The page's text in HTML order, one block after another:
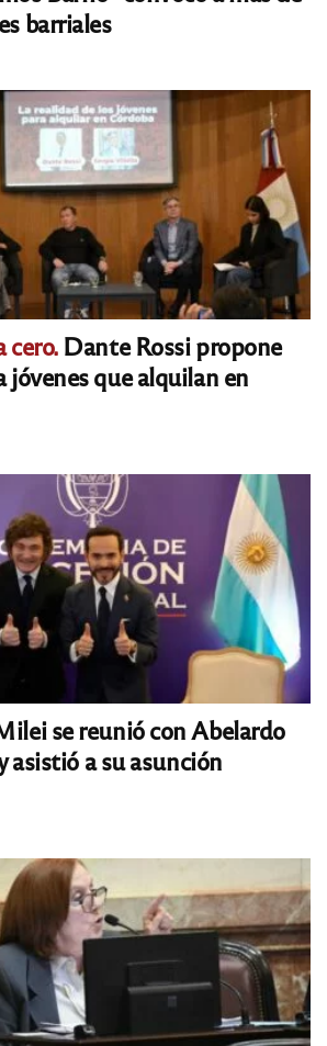
barriales
cero.Dante Rossi propone
jóvenes que alquilan en
se reunió con Abelardo
asistió a su asunción